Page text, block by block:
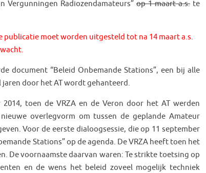
Vergunningen Radiozendamateurs” op 1 maart a.s. te
moet worden uitgesteld tot na 14 maart a.s.
document “Beleid Onbemande Stations”, een bij alle
door het AT wordt gehanteerd.
toen de VRZA en de Veron door het AT werden
overlegvorm om tussen de geplande Amateur
Voor de eerste dialoogsessie, die op 11 september
Stations” op de agenda. De VRZA heeft toen het
De voornaamste daarvan waren: Te strikte toetsing op
en de wens het beleid zoveel mogelijk techniek